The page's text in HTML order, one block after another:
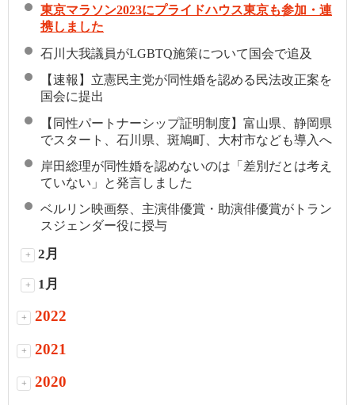
東京マラソン2023にプライドハウス東京も参加・連
携しました
石川大我議員がLGBTQ施策について国会で追及
【速報】立憲民主党が同性婚を認める民法改正案を
国会に提出
【同性パートナーシップ証明制度】富山県、静岡県
でスタート、石川県、斑鳩町、大村市なども導入へ
岸田総理が同性婚を認めないのは「差別だとは考え
ていない」と発言しました
ベルリン映画祭、主演俳優賞・助演俳優賞がトラン
スジェンダー役に授与
+ 2月
+ 1月
+ 2022
+ 2021
+ 2020